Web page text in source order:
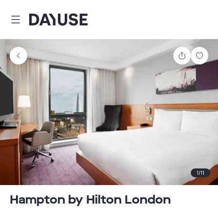
Dayuse
Delen
1/11
Hampton by Hilton London